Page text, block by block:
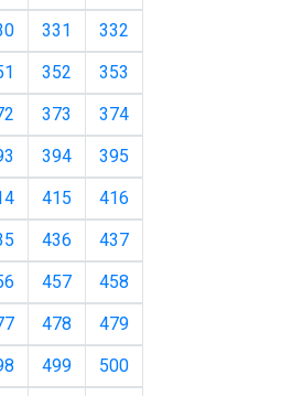
331
332
352
353
373
374
394
395
415
416
436
437
457
458
478
479
499
500